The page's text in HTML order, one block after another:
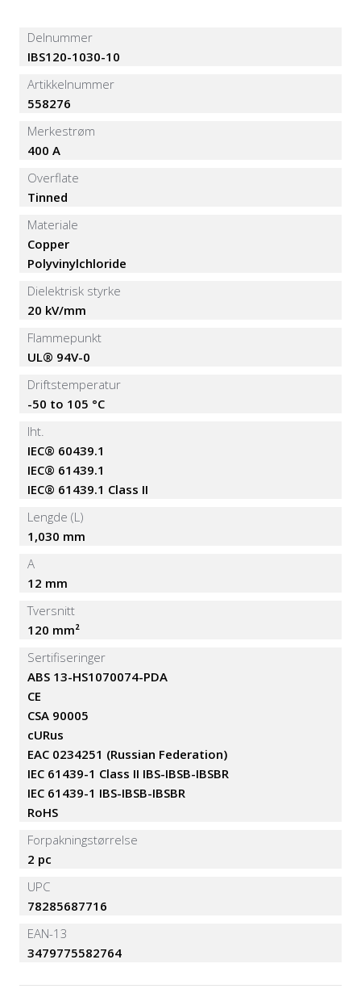
Delnummer
IBS120-1030-10
Artikkelnummer
558276
Merkestrøm
400 A
Overflate
Tinned
Materiale
Copper
Polyvinylchloride
Dielektrisk styrke
20 kV/mm
Flammepunkt
UL® 94V-0
Driftstemperatur
-50 to 105 °C
Iht.
IEC® 60439.1
IEC® 61439.1
IEC® 61439.1 Class II
Lengde (L)
1,030 mm
A
12 mm
Tversnitt
120 mm²
Sertifiseringer
ABS 13-HS1070074-PDA
CE
CSA 90005
cURus
EAC 0234251 (Russian Federation)
IEC 61439-1 Class II IBS-IBSB-IBSBR
IEC 61439-1 IBS-IBSB-IBSBR
RoHS
Forpakningstørrelse
2 pc
UPC
78285687716
EAN-13
3479775582764